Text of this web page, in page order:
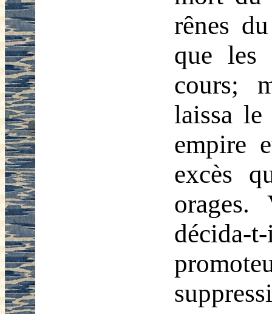
rênes
que les
cours;
laissa le
empire
excès
orages.